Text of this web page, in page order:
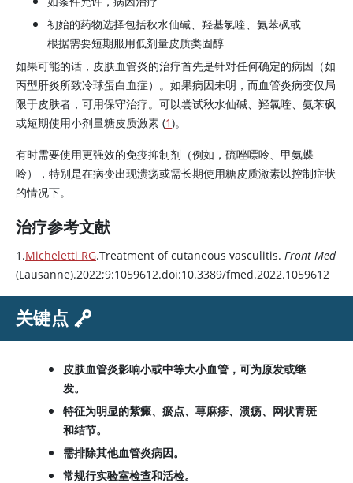
初始的药物选择包括秋水仙碱、羟基氯喹、氨苯砜或
根据需要短期服用低剂量皮质类固醇
如果可能的话，皮肤血管炎的治疗首先是针对任何确定的病因（如
丙型肝炎所致冷球蛋白血症）。如果病因未明，而血管炎病变仅局
限于皮肤者，可用保守治疗。可以尝试秋水仙碱、羟氯喹、氨苯砜
或短期使用小剂量糖皮质激素 (1)。
有时需要使用更强效的免疫抑制剂（例如，硫唑嘌呤、甲氨蝶
呤），特别是在病变出现溃疡或需长期使用糖皮质激素以控制症状
的情况下。
治疗参考文献
1.Micheletti RG.Treatment of cutaneous vasculitis. Front Med
(Lausanne).2022;9:1059612.doi:10.3389/fmed.2022.1059612
关键点
皮肤血管炎影响小或中等大小血管，可为原发或继
发。
特征为明显的紫癜、瘀点、荨麻疹、溃疡、网状青斑
和结节。
需排除其他血管炎病因。
常规行实验室检查和活检。